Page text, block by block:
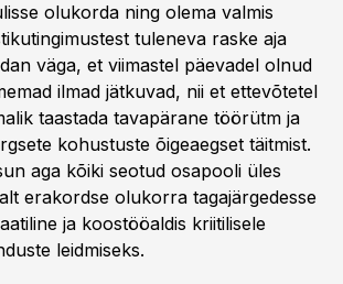
olukorda ning olema valmis
tuleneva raske aja
väga, et viimastel päevadel olnud
ilmad jätkuvad, nii et ettevõtetel
taastada tavapärane töörütm ja
kohustuste õigeaegset täitmist.
aga kõiki seotud osapooli üles
erakordse olukorra tagajärgedesse
ja koostööaldis kriitilisele
leidmiseks.